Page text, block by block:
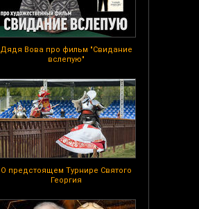
Дядя Вова про фильм "Свидание
вслепую"
О предстоящем Турнире Святого
Георгия